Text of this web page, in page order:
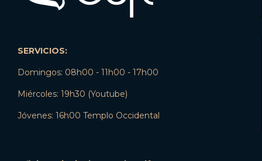
SERVICIOS:
Domingos: 08h00 - 11h00 - 17h00
Miércoles: 19h30 (Youtube)
Jóvenes: 16h00 Templo Occidental